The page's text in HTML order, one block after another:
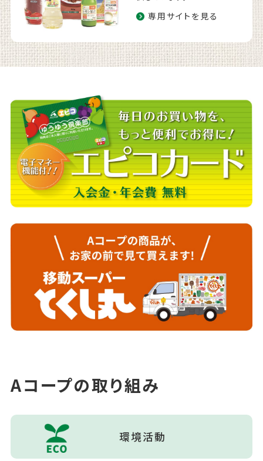
専用サイトを見る
Aコープの取り組み
環境活動